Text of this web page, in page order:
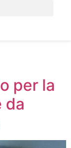
per la
da